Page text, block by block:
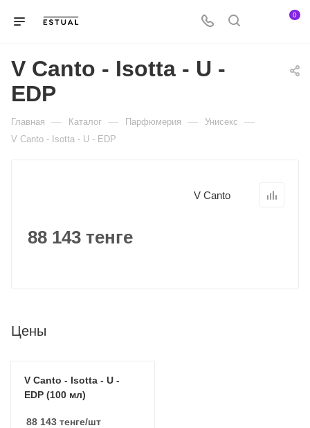
0
V Canto - Isotta - U -
EDP
Главная — Каталог — Парфюмерия — Унисекс —
V Canto - Isotta - U - EDP
V Canto
88 143 тенге
Цены
V Canto - Isotta - U -
EDP (100 мл)
88 143 тенге/шт